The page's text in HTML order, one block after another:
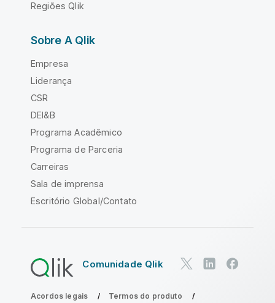
Regiões Qlik
Sobre A Qlik
Empresa
Liderança
CSR
DEI&B
Programa Acadêmico
Programa de Parceria
Carreiras
Sala de imprensa
Escritório Global/Contato
Comunidade Qlik
Acordos legais Termos do produto